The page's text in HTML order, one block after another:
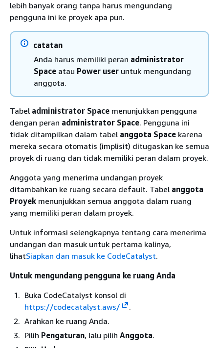
lebih banyak orang tanpa harus mengundang
pengguna ini ke proyek apa pun.
catatan
Anda harus memiliki peran administrator
Space atau Power user untuk mengundang
anggota.
Tabel administrator Space menunjukkan pengguna
dengan peran administrator Space. Pengguna ini
tidak ditampilkan dalam tabel anggota Space karena
mereka secara otomatis (implisit) ditugaskan ke semua
proyek di ruang dan tidak memiliki peran dalam proyek.
Anggota yang menerima undangan proyek
ditambahkan ke ruang secara default. Tabel anggota
Proyek menunjukkan semua anggota dalam ruang
yang memiliki peran dalam proyek.
Untuk informasi selengkapnya tentang cara menerima
undangan dan masuk untuk pertama kalinya,
lihatSiapkan dan masuk ke CodeCatalyst.
Untuk mengundang pengguna ke ruang Anda
Buka CodeCatalyst konsol di
https://codecatalyst.aws/
.
Arahkan ke ruang Anda.
Pilih Pengaturan, lalu pilih Anggota.